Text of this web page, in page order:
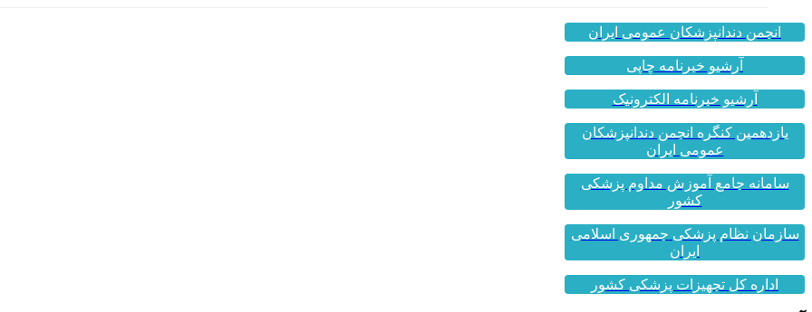
انجمن دندانپزشکان عمومی ایران
آرشیو خبرنامه چاپی
آرشیو خبرنامه الکترونیک
یازدهمین کنگره انجمن دندانپزشکان
عمومی ایران
سامانه جامع آموزش مداوم پزشکی
کشور
سازمان نظام پزشکی جمهوری اسلامی
ایران
اداره کل تجهیزات پزشکی کشور